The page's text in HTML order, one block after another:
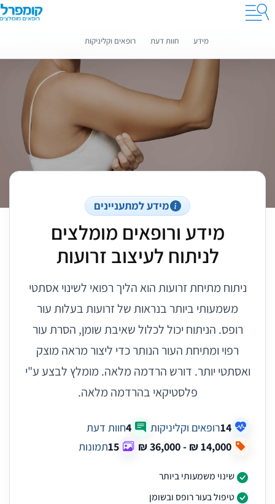
קומפרלי מסייעת לך לבחור רופאים מומלצים
מידע חוות דעת רופאים וקליניקות
מידע למתעניינים
מידע ורופאים מומלצים
לניתוח לעיצוב זרועות
ניתוח מתיחת זרועות הוא הליך רפואי לשינוי אסתטי
משמעותי ביותר בנראות של זרועות בעלות עור
רופס. הניתוח יכול לכלול שאיבת שומן, הסרת עור
רפוי ומתיחת העור הנותר כדי ליצור מראה מוצק
ואסתטי יותר. דורש הרדמה מלאה. מומלץ לבצע ע"י
פלסטיקאי בהרדמה מלאה.
14רופאים וקליניקות 4 חוות דעת
‏14,000 ₪ - ‏36,000 ₪
15תמונות
שינוי משמעותי ביותר
טיפול בעור רופס ובשומן